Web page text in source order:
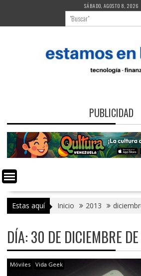
contenido
SÁBADO, AGOSTO 8, 2026
PUBLICIDAD
Estas aquí Inicio 2013
DÍA:30 DE DICIEMBRE
Móviles Vida Geek